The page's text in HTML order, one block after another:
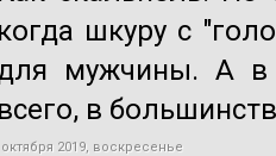
когда шкуру с
мужчины. А в
всего, в
октября 2019, воскресенье